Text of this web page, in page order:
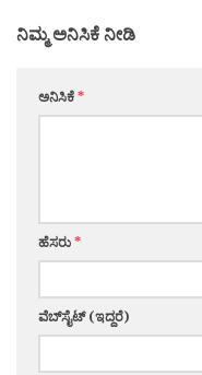
ನಿಮ್ಮ ಅನಿಸಿಕೆ ನೀಡಿ
ಅನಿಸಿಕೆ*
ಹೆಸರು*
ವೆಬ್‌ಸೈಟ್ (ಇದ್ದರೆ)